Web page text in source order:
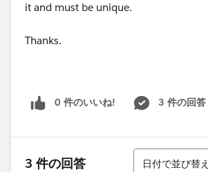
it and must be unique.
Thanks.
0 件のいいね! 3 件の回答
3 件の回答
並び替え
日付で並び替え